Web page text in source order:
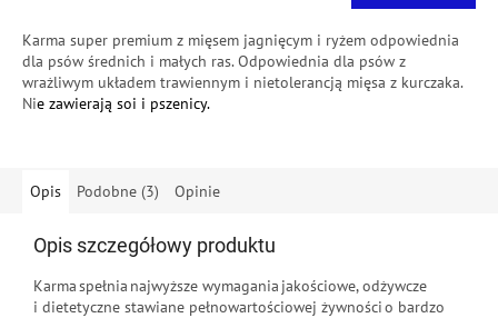
Karma super premium z mięsem jagnięcym i ryżem odpowiednia
dla psów średnich i małych ras. Odpowiednia dla psów z
wrażliwym układem trawiennym i nietolerancją mięsa z kurczaka.
Nie zawierają soi i pszenicy.
Opis Podobne (3) Opinie
Opis szczegółowy produktu
Karma spełnia najwyższe wymagania jakościowe, odżywcze
i dietetyczne stawiane pełnowartościowej żywności o bardzo